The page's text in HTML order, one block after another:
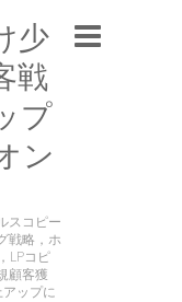
少
戦
プ
ン
スコピー
戦略，ホ
LPコピ
顧客獲
ップに